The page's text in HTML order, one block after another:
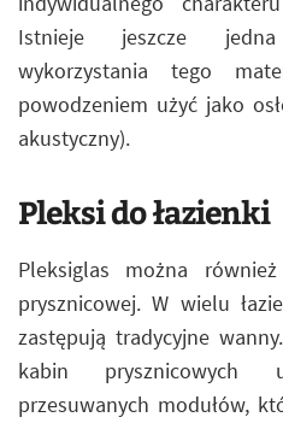
Istnieje jeszcze
wykorzystania tego
powodzeniem użyć jako
akustyczny).
Pleksi do łazienki
Pleksiglas można
prysznicowej. W wielu
zastępują tradycyjne
kabin prysznicowych
przesuwanych modułów,